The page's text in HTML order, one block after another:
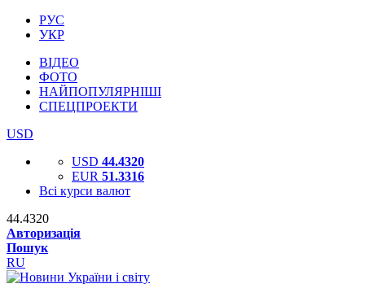
РУС
УКР
ВІДЕО
ФОТО
НАЙПОПУЛЯРНІШІ
СПЕЦПРОЕКТИ
USD
USD 44.4320
EUR 51.3316
Всі курси валют
44.4320
Авторизація
Пошук
RU